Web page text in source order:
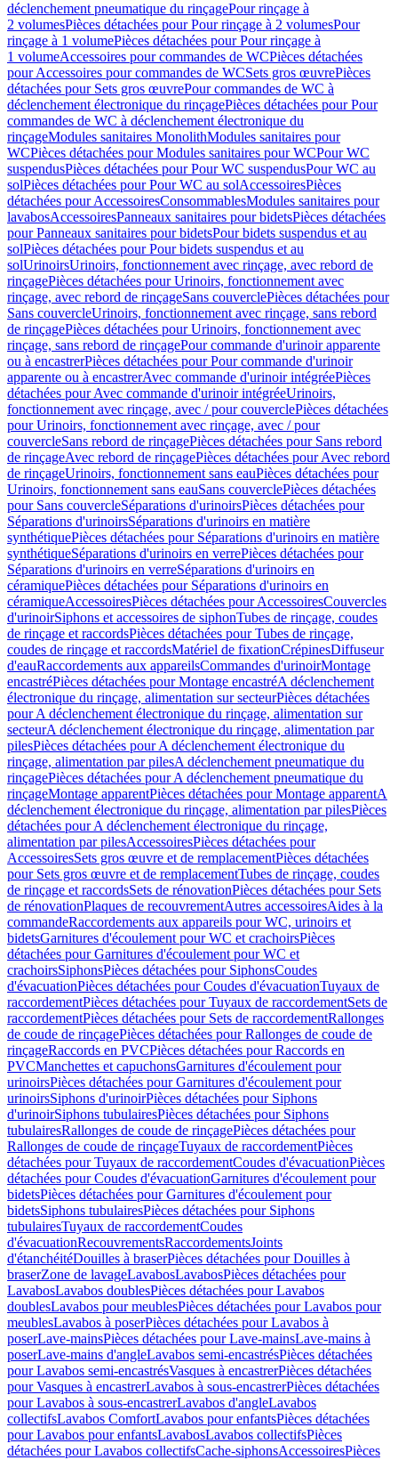
déclenchement pneumatique du rinçagePour rinçage à
2 volumesPièces détachées pour Pour rinçage à 2 volumesPour
rinçage à 1 volumePièces détachées pour Pour rinçage à
1 volumeAccessoires pour commandes de WCPièces détachées
pour Accessoires pour commandes de WCSets gros œuvrePièces
détachées pour Sets gros œuvrePour commandes de WC à
déclenchement électronique du rinçagePièces détachées pour Pour
commandes de WC à déclenchement électronique du
rinçageModules sanitaires MonolithModules sanitaires pour
WCPièces détachées pour Modules sanitaires pour WCPour WC
suspendusPièces détachées pour Pour WC suspendusPour WC au
solPièces détachées pour Pour WC au solAccessoiresPièces
détachées pour AccessoiresConsommablesModules sanitaires pour
lavabosAccessoiresPanneaux sanitaires pour bidetsPièces détachées
pour Panneaux sanitaires pour bidetsPour bidets suspendus et au
solPièces détachées pour Pour bidets suspendus et au
solUrinoirsUrinoirs, fonctionnement avec rinçage, avec rebord de
rinçagePièces détachées pour Urinoirs, fonctionnement avec
rinçage, avec rebord de rinçageSans couverclePièces détachées pour
Sans couvercleUrinoirs, fonctionnement avec rinçage, sans rebord
de rinçagePièces détachées pour Urinoirs, fonctionnement avec
rinçage, sans rebord de rinçagePour commande d'urinoir apparente
ou à encastrerPièces détachées pour Pour commande d'urinoir
apparente ou à encastrerAvec commande d'urinoir intégréePièces
détachées pour Avec commande d'urinoir intégréeUrinoirs,
fonctionnement avec rinçage, avec / pour couverclePièces détachées
pour Urinoirs, fonctionnement avec rinçage, avec / pour
couvercleSans rebord de rinçagePièces détachées pour Sans rebord
de rinçageAvec rebord de rinçagePièces détachées pour Avec rebord
de rinçageUrinoirs, fonctionnement sans eauPièces détachées pour
Urinoirs, fonctionnement sans eauSans couverclePièces détachées
pour Sans couvercleSéparations d'urinoirsPièces détachées pour
Séparations d'urinoirsSéparations d'urinoirs en matière
synthétiquePièces détachées pour Séparations d'urinoirs en matière
synthétiqueSéparations d'urinoirs en verrePièces détachées pour
Séparations d'urinoirs en verreSéparations d'urinoirs en
céramiquePièces détachées pour Séparations d'urinoirs en
céramiqueAccessoiresPièces détachées pour AccessoiresCouvercles
d'urinoirSiphons et accessoires de siphonTubes de rinçage, coudes
de rinçage et raccordsPièces détachées pour Tubes de rinçage,
coudes de rinçage et raccordsMatériel de fixationCrépinesDiffuseur
d'eauRaccordements aux appareilsCommandes d'urinoirMontage
encastréPièces détachées pour Montage encastréA déclenchement
électronique du rinçage, alimentation sur secteurPièces détachées
pour A déclenchement électronique du rinçage, alimentation sur
secteurA déclenchement électronique du rinçage, alimentation par
pilesPièces détachées pour A déclenchement électronique du
rinçage, alimentation par pilesA déclenchement pneumatique du
rinçagePièces détachées pour A déclenchement pneumatique du
rinçageMontage apparentPièces détachées pour Montage apparentA
déclenchement électronique du rinçage, alimentation par pilesPièces
détachées pour A déclenchement électronique du rinçage,
alimentation par pilesAccessoiresPièces détachées pour
AccessoiresSets gros œuvre et de remplacementPièces détachées
pour Sets gros œuvre et de remplacementTubes de rinçage, coudes
de rinçage et raccordsSets de rénovationPièces détachées pour Sets
de rénovationPlaques de recouvrementAutres accessoiresAides à la
commandeRaccordements aux appareils pour WC, urinoirs et
bidetsGarnitures d'écoulement pour WC et crachoirsPièces
détachées pour Garnitures d'écoulement pour WC et
crachoirsSiphonsPièces détachées pour SiphonsCoudes
d'évacuationPièces détachées pour Coudes d'évacuationTuyaux de
raccordementPièces détachées pour Tuyaux de raccordementSets de
raccordementPièces détachées pour Sets de raccordementRallonges
de coude de rinçagePièces détachées pour Rallonges de coude de
rinçageRaccords en PVCPièces détachées pour Raccords en
PVCManchettes et capuchonsGarnitures d'écoulement pour
urinoirsPièces détachées pour Garnitures d'écoulement pour
urinoirsSiphons d'urinoirPièces détachées pour Siphons
d'urinoirSiphons tubulairesPièces détachées pour Siphons
tubulairesRallonges de coude de rinçagePièces détachées pour
Rallonges de coude de rinçageTuyaux de raccordementPièces
détachées pour Tuyaux de raccordementCoudes d'évacuationPièces
détachées pour Coudes d'évacuationGarnitures d'écoulement pour
bidetsPièces détachées pour Garnitures d'écoulement pour
bidetsSiphons tubulairesPièces détachées pour Siphons
tubulairesTuyaux de raccordementCoudes
d'évacuationRecouvrementsRaccordementsJoints
d'étanchéitéDouilles à braserPièces détachées pour Douilles à
braserZone de lavageLavabosLavabosPièces détachées pour
LavabosLavabos doublesPièces détachées pour Lavabos
doublesLavabos pour meublesPièces détachées pour Lavabos pour
meublesLavabos à poserPièces détachées pour Lavabos à
poserLave-mainsPièces détachées pour Lave-mainsLave-mains à
poserLave-mains d'angleLavabos semi-encastrésPièces détachées
pour Lavabos semi-encastrésVasques à encastrerPièces détachées
pour Vasques à encastrerLavabos à sous-encastrerPièces détachées
pour Lavabos à sous-encastrerLavabos d'angleLavabos
collectifsLavabos ComfortLavabos pour enfantsPièces détachées
pour Lavabos pour enfantsLavabosLavabos collectifsPièces
détachées pour Lavabos collectifsCache-siphonsAccessoiresPièces